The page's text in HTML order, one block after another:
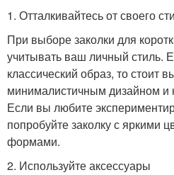
Волос при
использовании
Волос на одинаковой
длине
1. Отталкивайтесь от своего
При выборе заколки для
учитывать ваш личный стиль.
классический образ, то стоит
минималистичным дизайном и
Если вы любите
попробуйте заколку с яркими
формами.
2. Используйте аксессуары